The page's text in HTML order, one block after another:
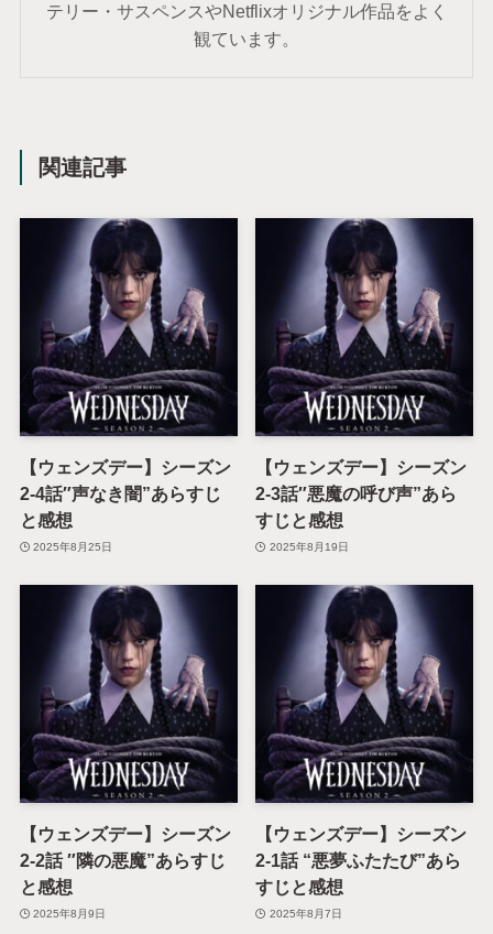
テリー・サスペンスやNetflixオリジナル作品をよく
観ています。
関連記事
【ウェンズデー】シーズン
2-4話″声なき闇”あらすじ
と感想
2025年8月25日
【ウェンズデー】シーズン
2-3話″悪魔の呼び声”あら
すじと感想
2025年8月19日
【ウェンズデー】シーズン
2-2話 ″隣の悪魔”あらすじ
と感想
2025年8月9日
【ウェンズデー】シーズン
2-1話 “悪夢ふたたび”あら
すじと感想
2025年8月7日